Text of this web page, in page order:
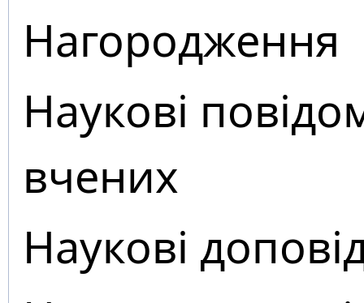
Нагородження
Наукові
вчених
Наукові